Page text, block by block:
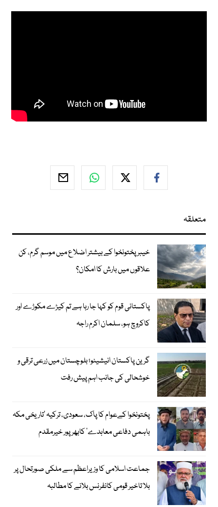
متعلقہ
خیبر پختونخوا کے بیشتر اضلاع میں موسم گرم، کن
علاقوں میں بارش کا امکان؟
پاکستانی قوم کو کہا جا رہا ہے تم کیڑے مکوڑے اور
کاکروچ ہو، سلمان اکرم راجہ
گرین پاکستان انیشیٹو؛ بلوچستان میں زرعی ترقی و
خوشحالی کی جانب اہم پیش رفت
پختونخوا کےعوام کا پاک، سعودی، ترکیہ ’تاریخی مکہ
باہمی دفاعی معاہدے‘ کابھرپور خیرمقدم
جماعت اسلامی کا وزیراعظم سے ملکی صورتحال پر
بلا تاخیر قومی کانفرنس بلانے کا مطالبہ